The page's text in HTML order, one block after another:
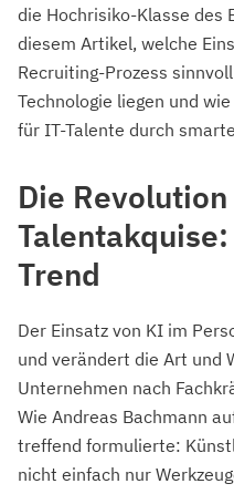
die Hochrisiko-Klasse des
diesem Artikel, welche
Recruiting-Prozess
Technologie liegen und
für IT-Talente durch
Die
Trend
Der Einsatz von KI im
und verändert die Art und
Unternehmen nach
Wie Andreas Bachmann
treffend formulierte:
nicht einfach nur